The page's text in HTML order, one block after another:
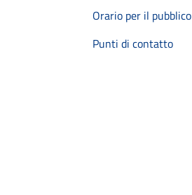
Orario per il pubblico
Punti di contatto